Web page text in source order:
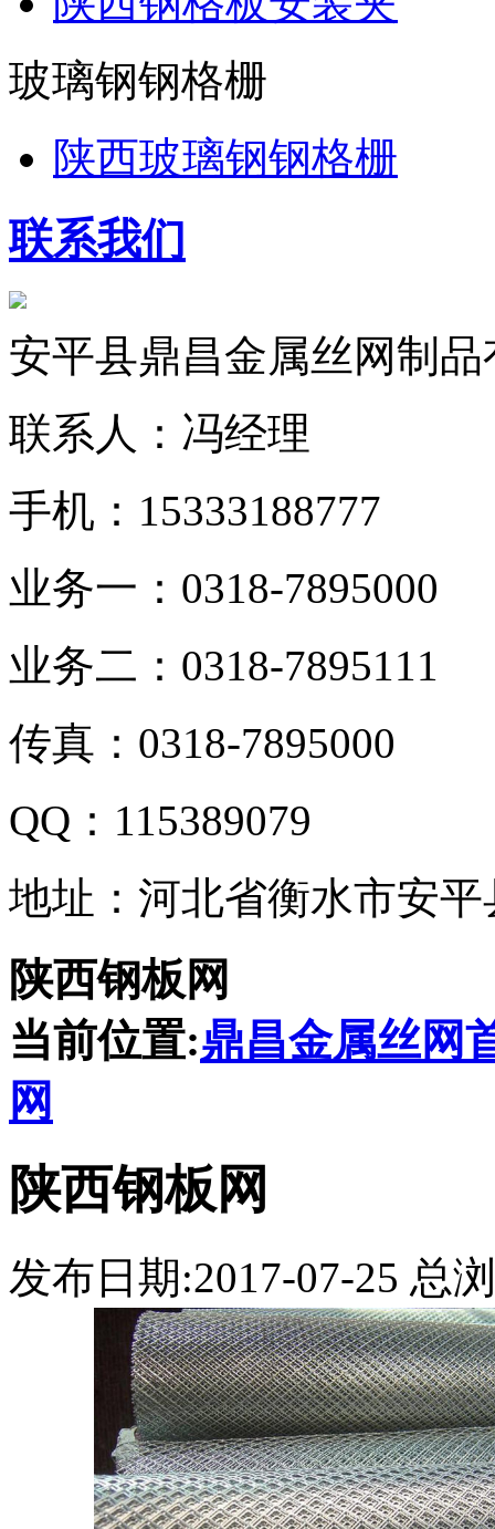
玻璃钢钢格栅
陕西玻璃钢钢格栅
联系我们
安平县鼎昌金属丝网制
联系人：冯经理
手机：15333188777
业务一：0318-7895000
业务二：0318-7895111
传真：0318-7895000
QQ：115389079
地址：河北省衡水市安
陕西钢板网
当前位置:鼎昌金属丝网
网
陕西钢板网
发布日期:2017-07-25 总